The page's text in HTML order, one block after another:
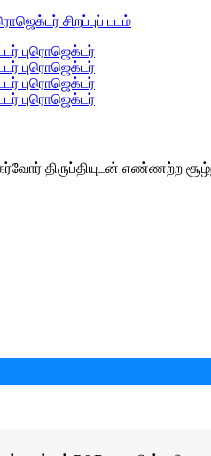
திருப்தியுடன் எண்ணற்ற